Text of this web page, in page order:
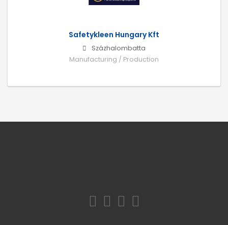
Safetykleen Hungary Kft
Százhalombatta
Manufacturing / Production